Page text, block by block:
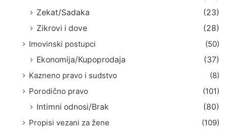
Zekat/Sadaka
(23)
Zikrovi i dove
(28)
Imovinski postupci
(50)
Ekonomija/Kupoprodaja
(37)
Kazneno pravo i sudstvo
(8)
Porodično pravo
(101)
Intimni odnosi/Brak
(80)
Propisi vezani za žene
(109)